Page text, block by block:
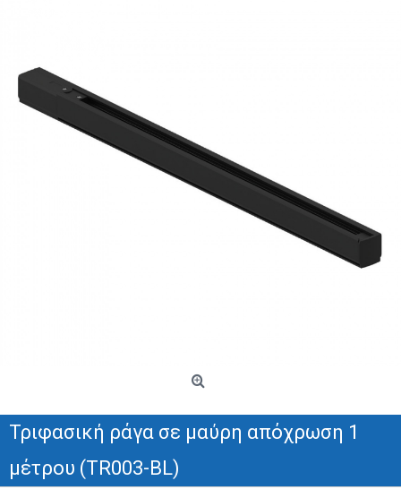
Τριφασική ράγα σε μαύρη απόχρωση 1
μέτρου (TR003-BL)